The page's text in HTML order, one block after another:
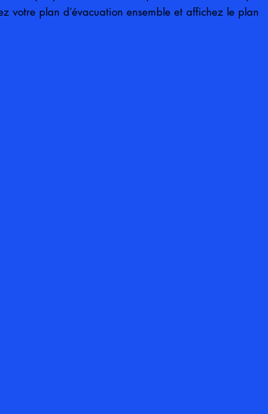
votre plan dʼévacuation ensemble et affichez le plan